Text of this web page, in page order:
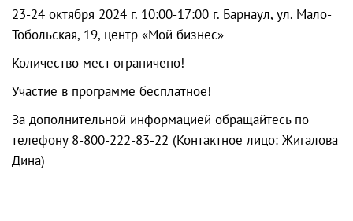
23-24 октября 2024 г. 10:00-17:00 г. Барнаул, ул. Мало-
Тобольская, 19, центр «Мой бизнес»
Количество мест ограничено!
Участие в программе бесплатное!
За дополнительной информацией обращайтесь по
телефону 8-800-222-83-22 (Контактное лицо: Жигалова
Дина)